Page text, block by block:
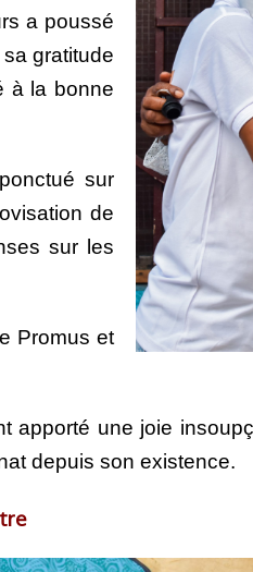
a poussé
gratitude
à la bonne
sur
de
sur les
Promus et
apporté une joie
depuis son existence.